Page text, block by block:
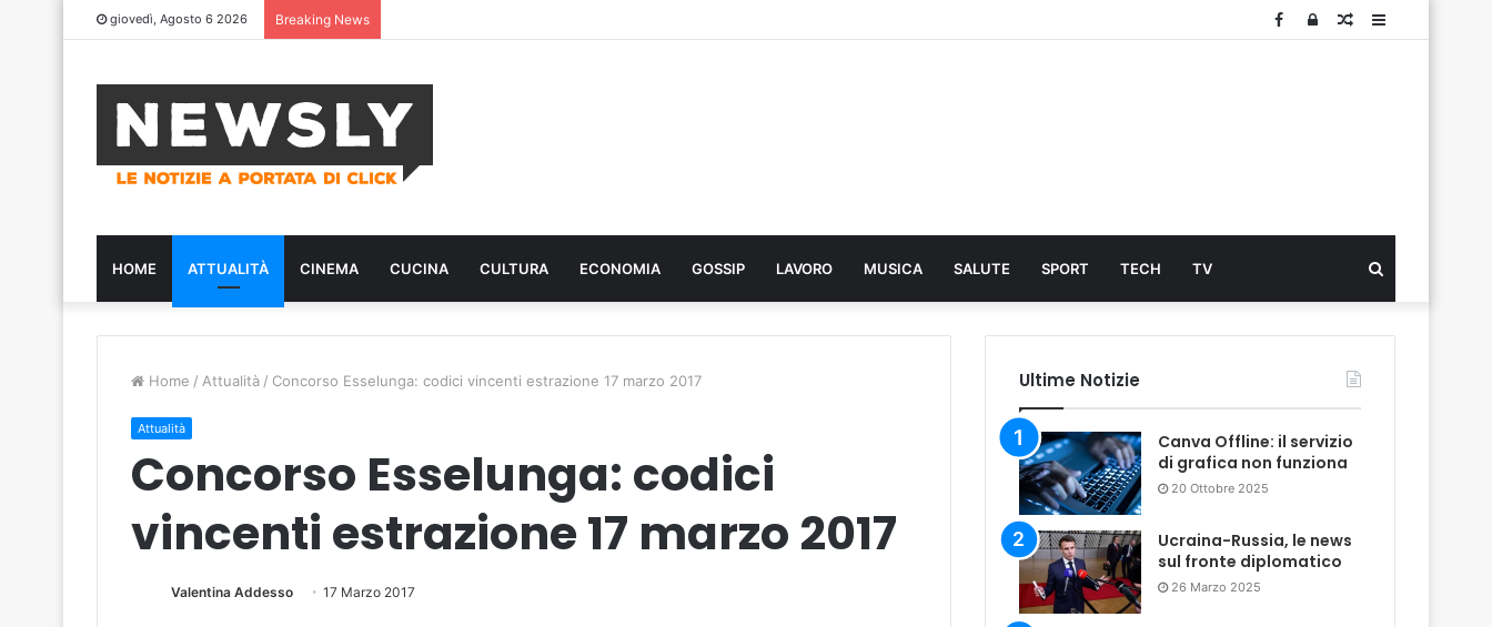
giovedì, Agosto 6 2026 Breaking News Sidebar
Articolo
Log
Facebook
HOME ATTUALITÀ CINEMA CUCINA CULTURA ECONOMIA GOSSIP LAVORO MUSICA SALUTE SPORT TECH TV
...
Home / Attualità / Concorso Esselunga: codici vincenti estrazione 17 marzo 2017
Attualità
Concorso Esselunga: codici
vincenti estrazione 17 marzo 2017
Valentina Addesso 17 Marzo 2017
Ultime Notizie
Canva Offline: il servizio
di grafica non funziona
20 Ottobre 2025
Ucraina-Russia, le news
sul fronte diplomatico
26 Marzo 2025